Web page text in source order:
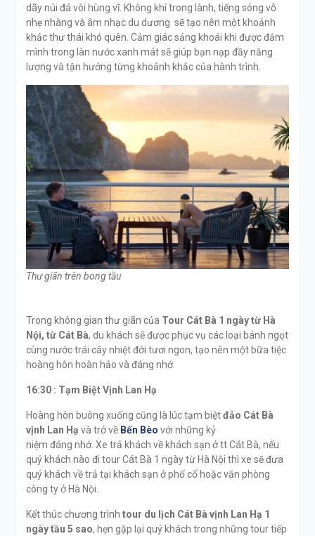
dãy núi đá vôi hùng vĩ. Không khí trong lành, tiếng sóng vỗ
nhẹ nhàng và âm nhạc du dương sẽ tạo nên một khoảnh
khắc thư thái khó quên. Cảm giác sảng khoái khi được đắm
mình trong làn nước xanh mát sẽ giúp bạn nạp đầy năng
lượng và tận hưởng từng khoảnh khắc của hành trình.
Thư giãn trên bong tầu
Trong không gian thư giãn của Tour Cát Bà 1 ngày từ Hà
Nội, từ Cát Bà, du khách sẽ được phục vụ các loại bánh ngọt
cùng nước trái cây nhiệt đới tươi ngon, tạo nên một bữa tiệc
hoàng hôn hoàn hảo và đáng nhớ.
16:30 : Tạm Biệt Vịnh Lan Hạ
Hoàng hôn buông xuống cũng là lúc tạm biệtđảo Cát Bà
vịnh Lan Hạ và trở về Bến Bèo với những kỷ
niệm đáng nhớ. Xe trả khách về khách sạn ở tt Cát Bà, nếu
quý khách nào đi tour Cát Bà 1 ngày từ Hà Nội thì xe sẽ đưa
quý khách về trả tại khách sạn ở phố cổ hoặc văn phòng
công ty ở Hà Nội.
Kết thúc chương trình tour du lịch Cát Bà vịnh Lan Hạ 1
ngày tầu 5 sao, hẹn gặp lại quý khách trong những tour tiếp